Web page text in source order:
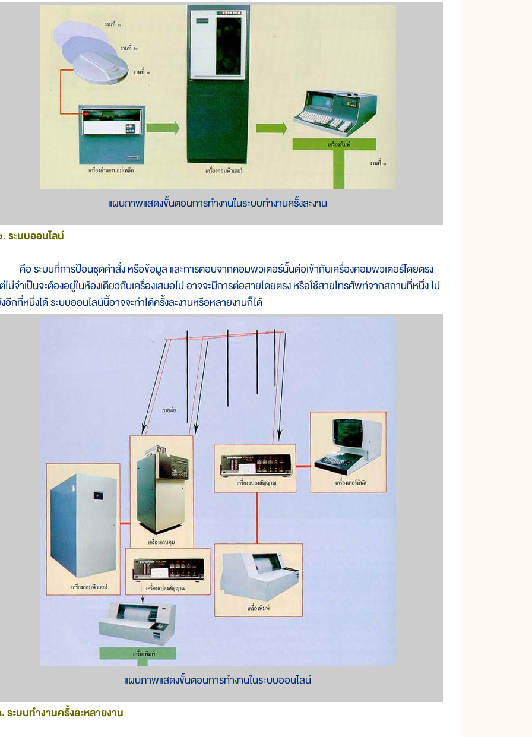
แผนภาพแสดงขั้นตอนการทำงานในระบบทำงานครั้งละงาน
ระบบออนไลน์
ระบบที่การป้อนชุดคำสั่ง หรือข้อมูล และการตอบจากคอมพิวเตอร์นั้นต่อเข้ากับเครื่องคอมพิวเตอร์โดยตรง
ไม่จำเป็นจะต้องอยู่ในห้องเดียวกับเครื่องเสมอไป อาจจะมีการต่อสายโดยตรง หรือใช้สายโทรศัพท์จากสถานที่หนึ่ง ไป
อีกที่หนึ่งได้ ระบบออนไลน์นี้อาจจะทำได้ครั้งละงานหรือหลายงานก็ได้
แผนภาพแสดงขั้นตอนการทำงานในระบบออนไลน์
ระบบทำงานครั้งละหลายงาน